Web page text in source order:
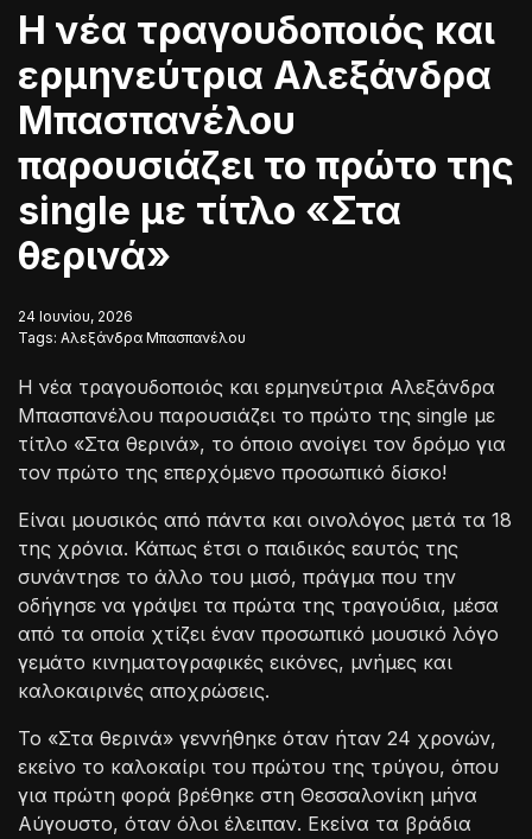
Η νέα τραγουδοποιός και
ερμηνεύτρια Αλεξάνδρα
Μπασπανέλου
παρουσιάζει το πρώτο της
single με τίτλο «Στα
θερινά»
24 Ιουνίου, 2026
Tags: Αλεξάνδρα Μπασπανέλου
Η νέα τραγουδοποιός και ερμηνεύτρια Αλεξάνδρα
Μπασπανέλου παρουσιάζει το πρώτο της single με
τίτλο «Στα θερινά», το όποιο ανοίγει τον δρόμο για
τον πρώτο της επερχόμενο προσωπικό δίσκο!
Είναι μουσικός από πάντα και οινολόγος μετά τα 18
της χρόνια. Κάπως έτσι ο παιδικός εαυτός της
συνάντησε το άλλο του μισό, πράγμα που την
οδήγησε να γράψει τα πρώτα της τραγούδια, μέσα
από τα οποία χτίζει έναν προσωπικό μουσικό λόγο
γεμάτο κινηματογραφικές εικόνες, μνήμες και
καλοκαιρινές αποχρώσεις.
Το «Στα θερινά» γεννήθηκε όταν ήταν 24 χρονών,
εκείνο το καλοκαίρι του πρώτου της τρύγου, όπου
για πρώτη φορά βρέθηκε στη Θεσσαλονίκη μήνα
Αύγουστο, όταν όλοι έλειπαν. Εκείνα τα βράδια